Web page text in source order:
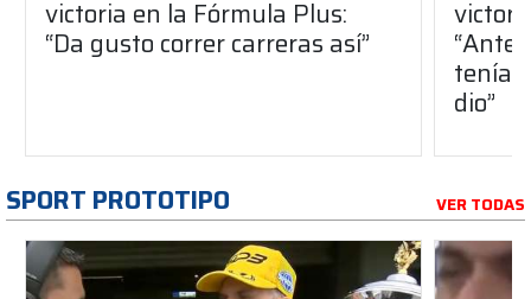
victoria en la Fórmula Plus:
“Da gusto correr carreras así”
dio”
SPORT PROTOTIPO VER TODAS